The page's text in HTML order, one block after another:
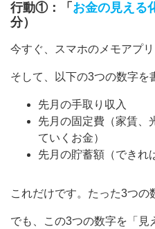
行動①：「 お金の見える
分）
今すぐ、スマホのメモアプリ
そして、以下の3つの数字を
先月の手取り収入
先月の固定費（家賃、
ていくお金）
先月の貯蓄額（できれ
これだけです。たった3つの
でも、この3つの数字を「見